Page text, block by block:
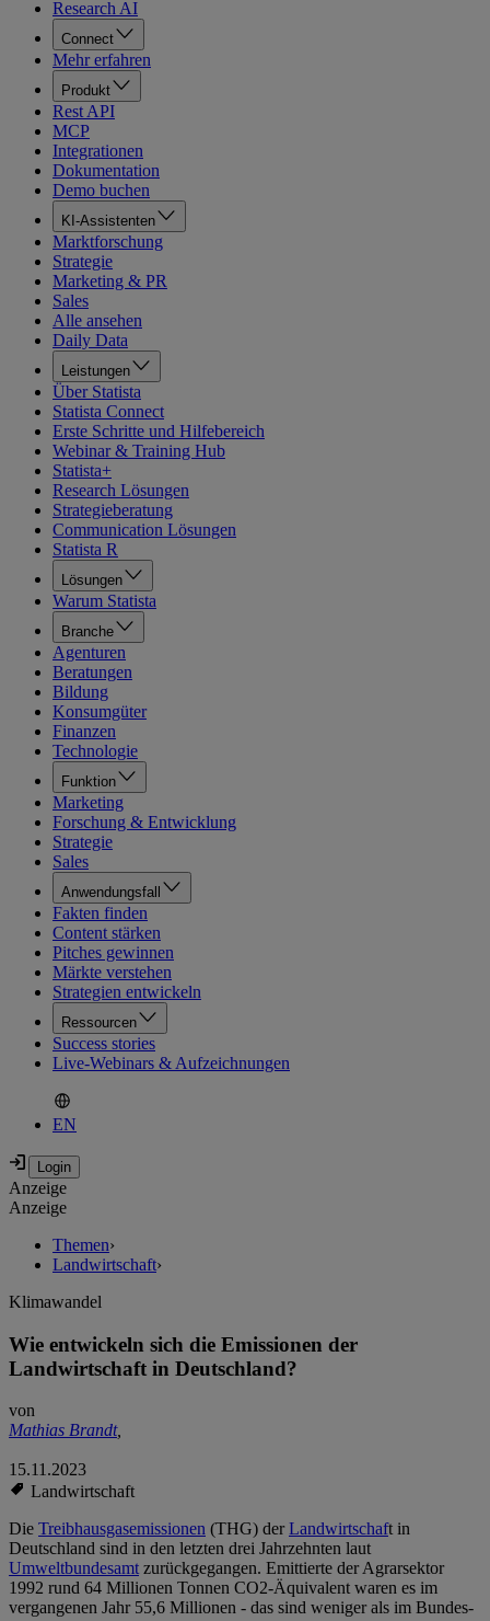
Research AI
Connect
Mehr erfahren
Produkt
Rest API
MCP
Integrationen
Dokumentation
Demo buchen
KI-Assistenten
Marktforschung
Strategie
Marketing & PR
Sales
Alle ansehen
Daily Data
Leistungen
Über Statista
Statista Connect
Erste Schritte und Hilfebereich
Webinar & Training Hub
Statista+
Research Lösungen
Strategieberatung
Communication Lösungen
Statista R
Lösungen
Warum Statista
Branche
Agenturen
Beratungen
Bildung
Konsumgüter
Finanzen
Technologie
Funktion
Marketing
Forschung & Entwicklung
Strategie
Sales
Anwendungsfall
Fakten finden
Content stärken
Pitches gewinnen
Märkte verstehen
Strategien entwickeln
Ressourcen
Success stories
Live-Webinars & Aufzeichnungen
EN
Anzeige
Anzeige
Themen›
Landwirtschaft›
Klimawandel
Wie entwickeln sich die Emissionen der
Landwirtschaft in Deutschland?
von
Mathias Brandt,
15.11.2023
Landwirtschaft
Die Treibhausgasemissionen (THG) derLandwirtschaft in
Deutschland sind in den letzten drei Jahrzehnten laut
Umweltbundesamtzurückgegangen. Emittierte der Agrarsektor
1992 rund 64 Millionen Tonnen CO2-Äquivalent waren es im
vergangenen Jahr 55,6 Millionen - das sind weniger als im Bundes-